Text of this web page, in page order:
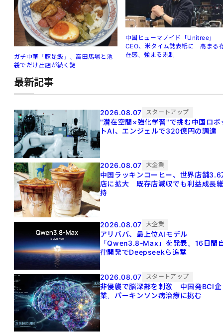
ガチ中華「豚足飯」、高田馬場と池
袋でだけ出店が続く謎
中国ヒューマノイド「Unitree」
CEO、米タイム誌表紙に 高まる
在感、強まる規制
最新記事
2026.08.07 スタートアップ
"潜在空間×強化学習"で挑む中国ロボ
トAI、エンジェルで320億円の調達
2026.08.07 大企業
中国ラッキンコーヒー、世界店舗3.6
店に拡大 既存店減収でも利益成長
持
2026.08.07 大企業
アリババ、最上位AIモデル
「Qwen3.8-Max」を発表。16日間
律開発でDeepseekら追撃
2026.08.07 スタートアップ
非侵襲で脳深部を刺激 中国発BCI企
業、パーキンソン病治療に挑む